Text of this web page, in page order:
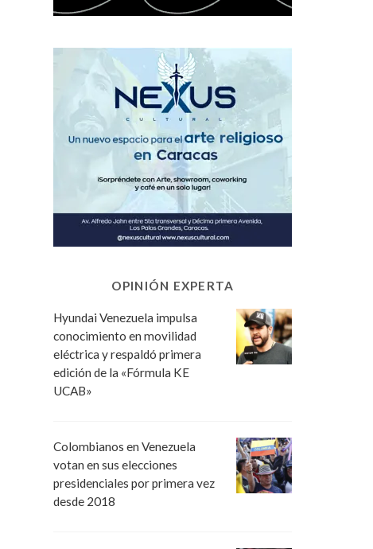
OPINIÓN EXPERTA
Hyundai Venezuela impulsa
conocimiento en movilidad
eléctrica y respaldó primera
edición de la «Fórmula KE
UCAB»
Colombianos en Venezuela
votan en sus elecciones
presidenciales por primera vez
desde 2018